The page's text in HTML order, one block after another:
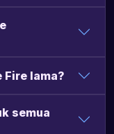
Fire lama?
semua